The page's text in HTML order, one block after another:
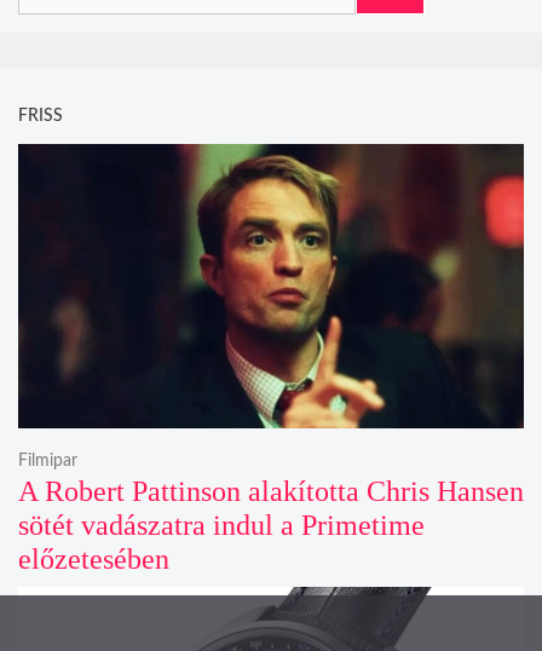
FRISS
A Robert Pattinson alakította Chris Hansen
sötét vadászatra indul a Primetime
előzetesében
Filmipar